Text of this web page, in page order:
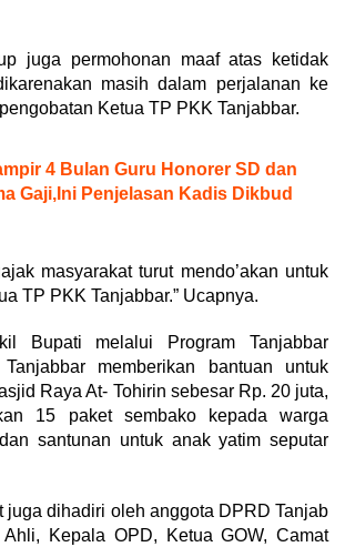
juga permohonan maaf atas ketidak
masih dalam perjalanan ke
Ketua TP PKK Tanjabbar.
4 Bulan Guru Honorer SD dan
Gaji,Ini Penjelasan Kadis Dikbud
masyarakat turut mendo’akan untuk
TP PKK Tanjabbar.” Ucapnya.
Bupati melalui Program Tanjabbar
memberikan bantuan untuk
Raya At- Tohirin sebesar Rp. 20 juta,
15 paket sembako kepada warga
santunan untuk anak yatim seputar
juga dihadiri oleh anggota DPRD Tanjab
Kepala OPD, Ketua GOW, Camat